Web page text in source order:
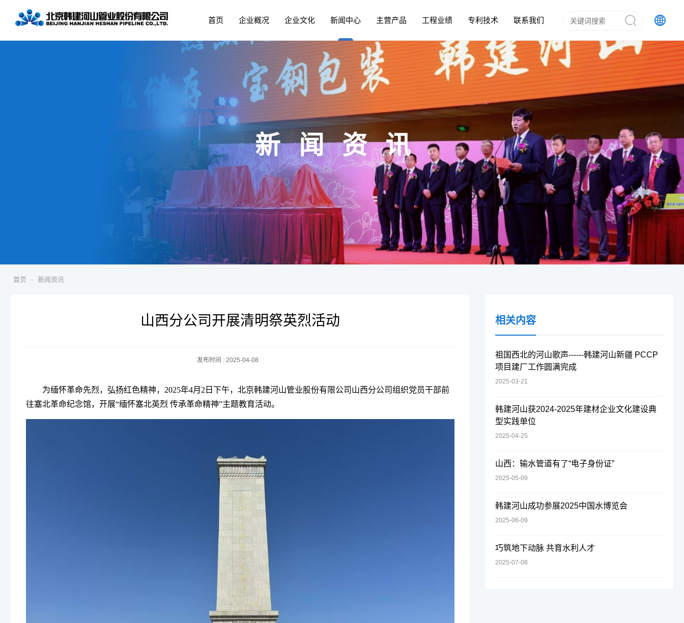
首页 企业概况
资质认证 总裁致辞
企业文化
领导关怀 职工生活 人才培养
新闻中心
河山公告 股票信息
主营产品
钢制管件 预制装配式阀室 钢筋混凝土排水管 预制混凝土箱涵 混凝土外加剂
工程业绩
外加剂领域
专利技术 联系我们
新闻资讯
首页 - 新闻资讯
山西分公司开展清明祭英烈活动
发布时间 : 2025-04-08
为缅怀革命先烈，弘扬红色精神， 2025年4月2日下午，北京韩建河山管业股份有限公司山西分公司组织党员干部前
往塞北革命纪念馆，开展“缅怀塞北英烈 传承革命精神”主题教育活动。
相关内容
祖国西北的河山歌声------韩建河山新疆 PCCP
项目建厂工作圆满完成
2025-03-21
韩建河山获2024-2025年建材企业文化建设典
型实践单位
2025-04-25
山西：输水管道有了“电子身份证”
2025-05-09
韩建河山成功参展2025中国水博览会
2025-06-09
巧筑地下动脉 共育水利人才
2025-07-08